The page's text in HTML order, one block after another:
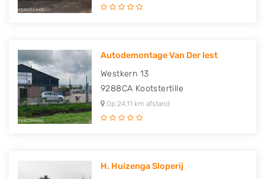
Autodemontage Van Der Iest
Westkern 13
9288CA Kootstertille
Op 24,11 km afstand
H. Huizenga Sloperij